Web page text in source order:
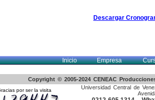
Descargar
Inicio Empresa
Copyright © 2005-2024 CENEAC
por ser la visita
Universidad Central de